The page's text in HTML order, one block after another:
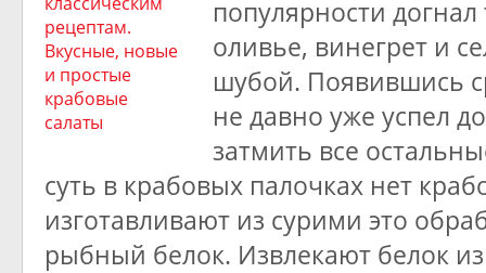
популярности
оливье, винегрет и
шубой. Появившись
не давно уже успел
затмить все
суть в крабовых палочках нет
изготавливают из сурими это
рыбный белок. Извлекают белок из